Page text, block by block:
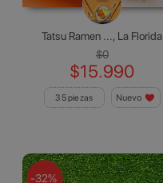
Tatsu Ramen ..., La Florida
$0
$15.990
35 piezas Nuevo
-32%